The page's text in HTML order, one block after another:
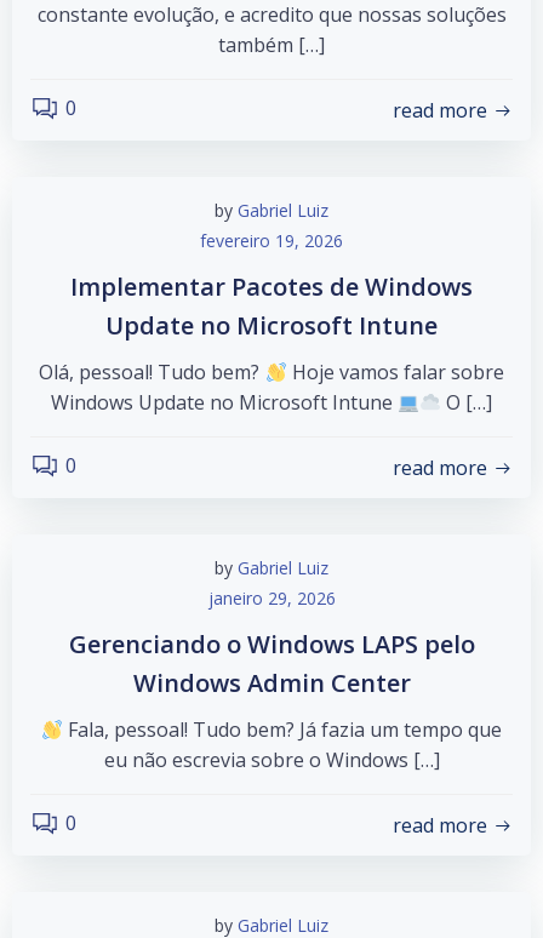
constante evolução, e acredito que nossas soluções
também […]
0 read more
by Gabriel Luiz
fevereiro 19, 2026
Implementar Pacotes de Windows
Update no Microsoft Intune
Olá, pessoal! Tudo bem?
Hoje vamos falar sobre
Windows Update no Microsoft Intune
O […]
0 read more
by Gabriel Luiz
janeiro 29, 2026
Gerenciando o Windows LAPS pelo
Windows Admin Center
Fala, pessoal! Tudo bem? Já fazia um tempo que
eu não escrevia sobre o Windows […]
0 read more
by Gabriel Luiz